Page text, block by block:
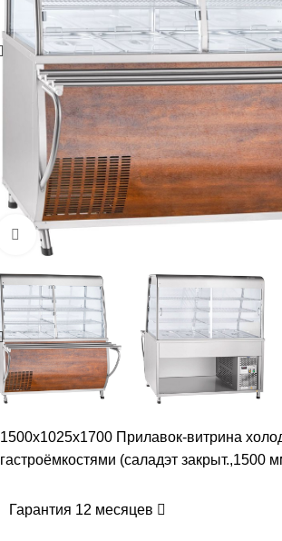
Увеличить
1500x1025x1700 Прилавок-витрина
гастроёмкостями (саладэт закрыт.,1500
Гарантия 12 месяцев